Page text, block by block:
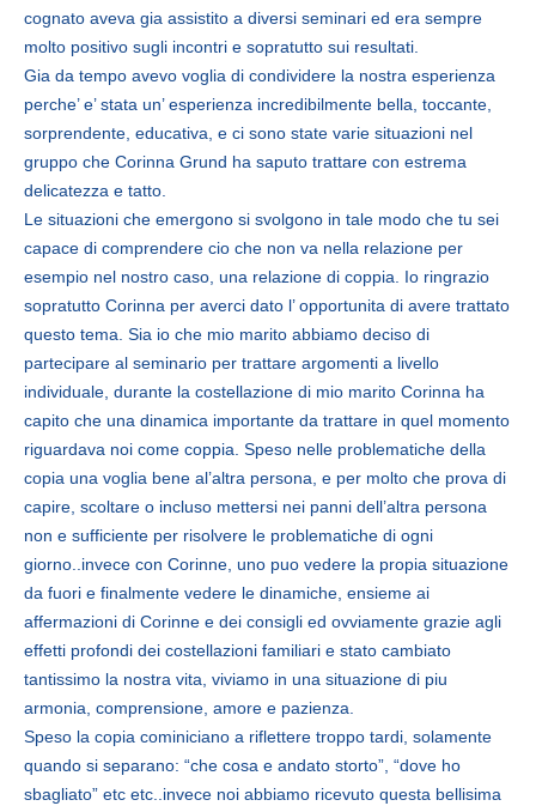
cognato aveva gia assistito a diversi seminari ed era sempre
molto positivo sugli incontri e sopratutto sui resultati.
Gia da tempo avevo voglia di condividere la nostra esperienza
perche’ e’ stata un’ esperienza incredibilmente bella, toccante,
sorprendente, educativa, e ci sono state varie situazioni nel
gruppo che Corinna Grund ha saputo trattare con estrema
delicatezza e tatto.
Le situazioni che emergono si svolgono in tale modo che tu sei
capace di comprendere cio che non va nella relazione per
esempio nel nostro caso, una relazione di coppia. Io ringrazio
sopratutto Corinna per averci dato l’ opportunita di avere trattato
questo tema. Sia io che mio marito abbiamo deciso di
partecipare al seminario per trattare argomenti a livello
individuale, durante la costellazione di mio marito Corinna ha
capito che una dinamica importante da trattare in quel momento
riguardava noi come coppia. Speso nelle problematiche della
copia una voglia bene al’altra persona, e per molto che prova di
capire, scoltare o incluso mettersi nei panni dell’altra persona
non e sufficiente per risolvere le problematiche di ogni
giorno..invece con Corinne, uno puo vedere la propia situazione
da fuori e finalmente vedere le dinamiche, ensieme ai
affermazioni di Corinne e dei consigli ed ovviamente grazie agli
effetti profondi dei costellazioni familiari e stato cambiato
tantissimo la nostra vita, viviamo in una situazione di piu
armonia, comprensione, amore e pazienza.
Speso la copia cominiciano a riflettere troppo tardi, solamente
quando si separano: “che cosa e andato storto”, “dove ho
sbagliato” etc etc..invece noi abbiamo ricevuto questa bellisima